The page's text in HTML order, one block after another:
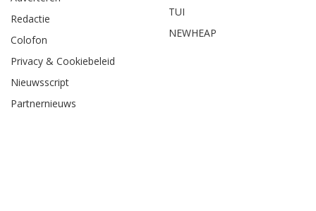
Redactie
Colofon
Privacy & Cookiebeleid
Nieuwsscript
Partnernieuws
TUI
NEWHEAP